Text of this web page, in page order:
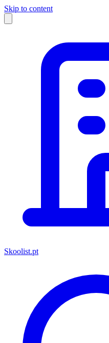
Skip to content
Skoolist.pt